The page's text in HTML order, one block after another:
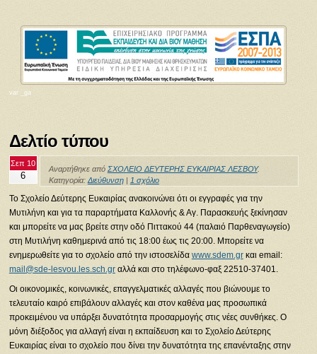
var _ga
Δελτίο τύπου
Σεπ 10
6
Αναρτήθηκε από ΣΧΟΛΕΙΟ ΔΕΥΤΕΡΗΣ ΕΥΚΑΙΡΙΑΣ ΛΕΣΒΟΥ.
Κατηγορία: Διεύθυνση| 1 σχόλιο
Το Σχολείο Δεύτερης Ευκαιρίας ανακοινώνει ότι οι εγγραφές για την
Μυτιλήνη και για τα παραρτήματα Καλλονής & Αγ. Παρασκευής ξεκίνησαν
και μπορείτε να μας βρείτε στην οδό Πιττακού 44 (παλαιό Παρθεναγωγείο)
στη Μυτιλήνη καθημερινά από τις 18:00 έως τις 20:00. Μπορείτε να
ενημερωθείτε για το σχολείο από την ιστοσελίδα www.sdem.grκαι email:
mail@sde-lesvou.les.sch.grαλλά και στο τηλέφωνο-φαξ 22510-37401.
Οι οικονομικές, κοινωνικές, επαγγελματικές αλλαγές που βιώνουμε το
τελευταίο καιρό επιβάλουν αλλαγές και στον καθένα μας προσωπικά
προκειμένου να υπάρξει δυνατότητα προσαρμογής στις νέες συνθήκες. Ο
μόνη διέξοδος για αλλαγή είναι η εκπαίδευση και το Σχολείο Δεύτερης
Ευκαιρίας είναι το σχολείο που δίνει την δυνατότητα της επανένταξης στην